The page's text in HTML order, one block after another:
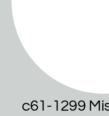
c61-1299